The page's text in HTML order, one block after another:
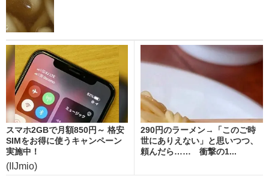
スマホ2GBで月額850円～ 格安
SIMをお得に使うキャンペーン
実施中！
(IIJmio)
290円のラーメン→「このご時
世にありえない」と思いつつ、
頼んだら…… 衝撃の1...